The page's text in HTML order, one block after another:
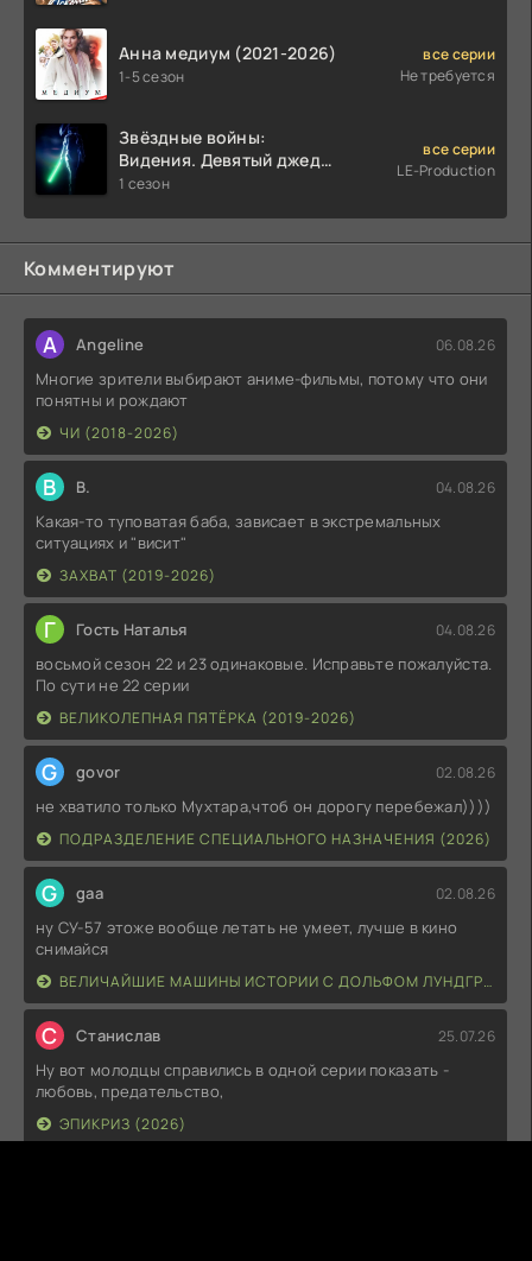
Анна медиум (2021-2026)
1-5 сезон
все серии
Не требуется
Звёздные войны:
Видения. Девятый джедай
(2026)
1 сезон
все серии
LE-Production
Комментируют
A Angeline 06.08.26
Многие зрители выбирают аниме-фильмы, потому что они
понятны и рождают
ЧИ (2018-2026)
В В. 04.08.26
Какая-то туповатая баба, зависает в экстремальных
ситуациях и "висит"
ЗАХВАТ (2019-2026)
Г Гость Наталья 04.08.26
восьмой сезон 22 и 23 одинаковые. Исправьте пожалуйста.
По сути не 22 серии
ВЕЛИКОЛЕПНАЯ ПЯТЁРКА (2019-2026)
G govor 02.08.26
не хватило только Мухтара,чтоб он дорогу перебежал))))
ПОДРАЗДЕЛЕНИЕ СПЕЦИАЛЬНОГО НАЗНАЧЕНИЯ (2026)
G gaa 02.08.26
ну СУ-57 этоже вообще летать не умеет, лучше в кино
снимайся
ВЕЛИЧАЙШИЕ МАШИНЫ ИСТОРИИ С ДОЛЬФОМ ЛУНДГРЕНОМ (2026)
С Станислав 25.07.26
Ну вот молодцы справились в одной серии показать -
любовь, предательство,
ЭПИКРИЗ (2026)